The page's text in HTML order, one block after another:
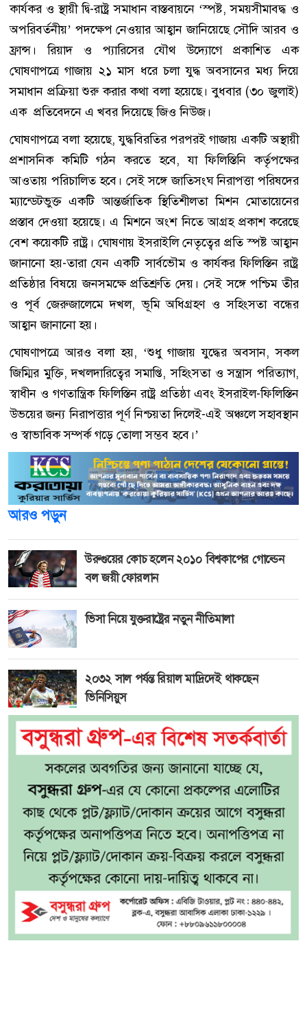
কার্যকর ও স্থায়ী দ্বি-রাষ্ট্র সমাধান বাস্তবায়নে ‘স্পষ্ট, সময়সীমাবদ্ধ ও
অপরিবর্তনীয়’ পদক্ষেপ নেওয়ার আহ্বান জানিয়েছে সৌদি আরব ও
ফ্রান্স। রিয়াদ ও প্যারিসের যৌথ উদ্যোগে প্রকাশিত এক
ঘোষণাপত্রে গাজায় ২১ মাস ধরে চলা যুদ্ধ অবসানের মধ্য দিয়ে
সমাধান প্রক্রিয়া শুরু করার কথা বলা হয়েছে। বুধবার (৩০ জুলাই)
এক প্রতিবেদনে এ খবর দিয়েছে জিও নিউজ।
ঘোষণাপত্রে বলা হয়েছে, যুদ্ধবিরতির পরপরই গাজায় একটি অস্থায়ী
প্রশাসনিক কমিটি গঠন করতে হবে, যা ফিলিস্তিনি কর্তৃপক্ষের
আওতায় পরিচালিত হবে। সেই সঙ্গে জাতিসংঘ নিরাপত্তা পরিষদের
ম্যান্ডেটভুক্ত একটি আন্তর্জাতিক স্থিতিশীলতা মিশন মোতায়েনের
প্রস্তাব দেওয়া হয়েছে। এ মিশনে অংশ নিতে আগ্রহ প্রকাশ করেছে
বেশ কয়েকটি রাষ্ট্র। ঘোষণায় ইসরাইলি নেতৃত্বের প্রতি স্পষ্ট আহ্বান
জানানো হয়-তারা যেন একটি সার্বভৌম ও কার্যকর ফিলিস্তিন রাষ্ট্র
প্রতিষ্ঠার বিষয়ে জনসমক্ষে প্রতিশ্রুতি দেয়। সেই সঙ্গে পশ্চিম তীর
ও পূর্ব জেরুজালেমে দখল, ভূমি অধিগ্রহণ ও সহিংসতা বন্ধের
আহ্বান জানানো হয়।
ঘোষণাপত্রে আরও বলা হয়, ‘শুধু গাজায় যুদ্ধের অবসান, সকল
জিম্মির মুক্তি, দখলদারিত্বের সমাপ্তি, সহিংসতা ও সন্ত্রাস পরিত্যাগ,
স্বাধীন ও গণতান্ত্রিক ফিলিস্তিন রাষ্ট্র প্রতিষ্ঠা এবং ইসরাইল-ফিলিস্তিন
উভয়ের জন্য নিরাপত্তার পূর্ণ নিশ্চয়তা দিলেই-এই অঞ্চলে সহাবস্থান
ও স্বাভাবিক সম্পর্ক গড়ে তোলা সম্ভব হবে।’
আরও পড়ুন
উরুগুয়ের কোচ হলেন ২০১০ বিশ্বকাপের গোল্ডেন
বল জয়ী ফোরলান
ভিসা নিয়ে যুক্তরাষ্ট্রের নতুন নীতিমালা
২০৩২ সাল পর্যন্ত রিয়াল মাদ্রিদেই থাকছেন
ভিনিসিয়ুস